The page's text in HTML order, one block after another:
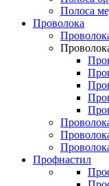
Полоса
Проволока
Профнастил